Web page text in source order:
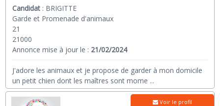
Candidat : BRIGITTE
Garde et Promenade d'animaux
21
21000
Annonce mise à jour le : 21/02/2024
J'adore les animaux et je propose de garder à mon domicile
un petit chien dont les maîtres sont mome ...
Voir le profil